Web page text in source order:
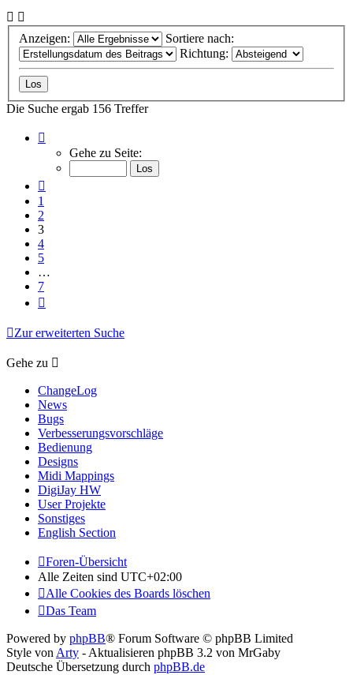
Anzeigen:
Sortiere nach:
Richtung:
Die Suche ergab 156 Treffer
von
Gehe zu Seite:
1
2
3
4
5
…
7
Zur erweiterten Suche
Gehe zu
ChangeLog
News
Bugs
Verbesserungsvorschläge
Bedienung
Designs
Midi Mappings
DigiJay HW
User Projekte
Sonstiges
English Section
Foren-Übersicht
Alle Zeiten sind UTC+02:00
Alle Cookies des Boards löschen
Das Team
Powered by phpBB® Forum Software © phpBB Limited
Style von Arty - Aktualisieren phpBB 3.2 von MrGaby
Deutsche Übersetzung durch phpBB.de